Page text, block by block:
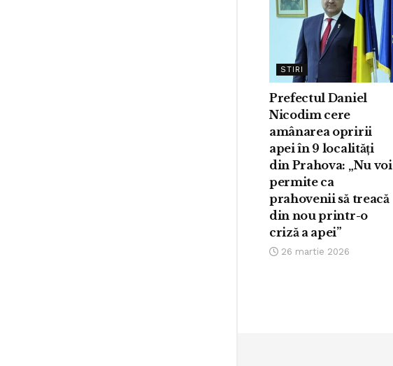
STIRI
Prefectul Daniel
Nicodim cere
amânarea opririi
apei în 9 localități
din Prahova: „Nu voi
permite ca
prahovenii să treacă
din nou printr-o
criză a apei”
26 martie 2026